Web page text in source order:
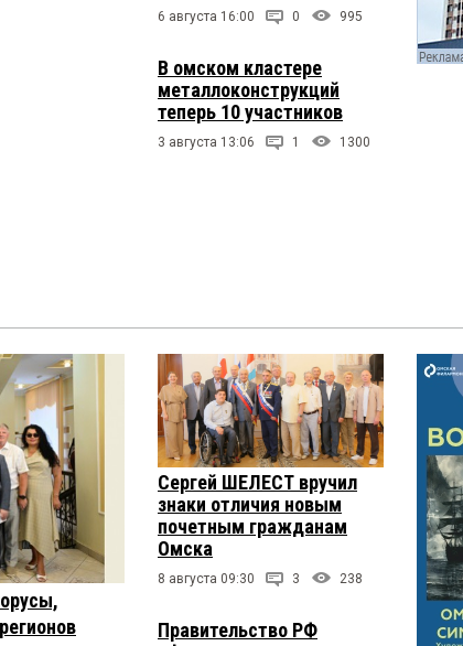
6 августа 16:00 0 995
В омском кластере
металлоконструкций
теперь 10 участников
3 августа 13:06 1 1300
Сергей ШЕЛЕСТ вручил
знаки отличия новым
почетным гражданам
Омска
8 августа 09:30 3 238
Правительство РФ